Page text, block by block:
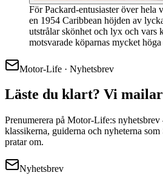
För Packard-entusiaster över hela
en 1954 Caribbean höjden av
utstrålar skönhet och lyx och vars
motsvarade köparnas mycket
Motor-Life · Nyhetsbrev
Läste du klart? Vi
Prenumerera på Motor-Life:s
klassikerna, guiderna och nyheterna
pratar om.
Nyhetsbrev